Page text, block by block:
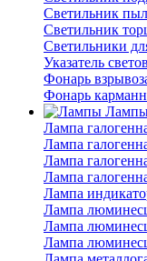
Светильник
Светильник
Светильники
Указатель
Фонарь
Фонарь
Лампа
Лампа
Лампа
Лампа
Лампа
Лампа
Лампа
Лампа